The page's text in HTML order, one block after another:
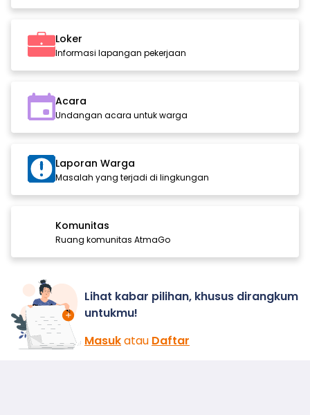
Loker
Informasi lapangan pekerjaan
Acara
Undangan acara untuk warga
Laporan Warga
Masalah yang terjadi di lingkungan
Komunitas
Ruang komunitas AtmaGo
Lihat kabar pilihan, khusus dirangkum
untukmu!
Masukatau Daftar